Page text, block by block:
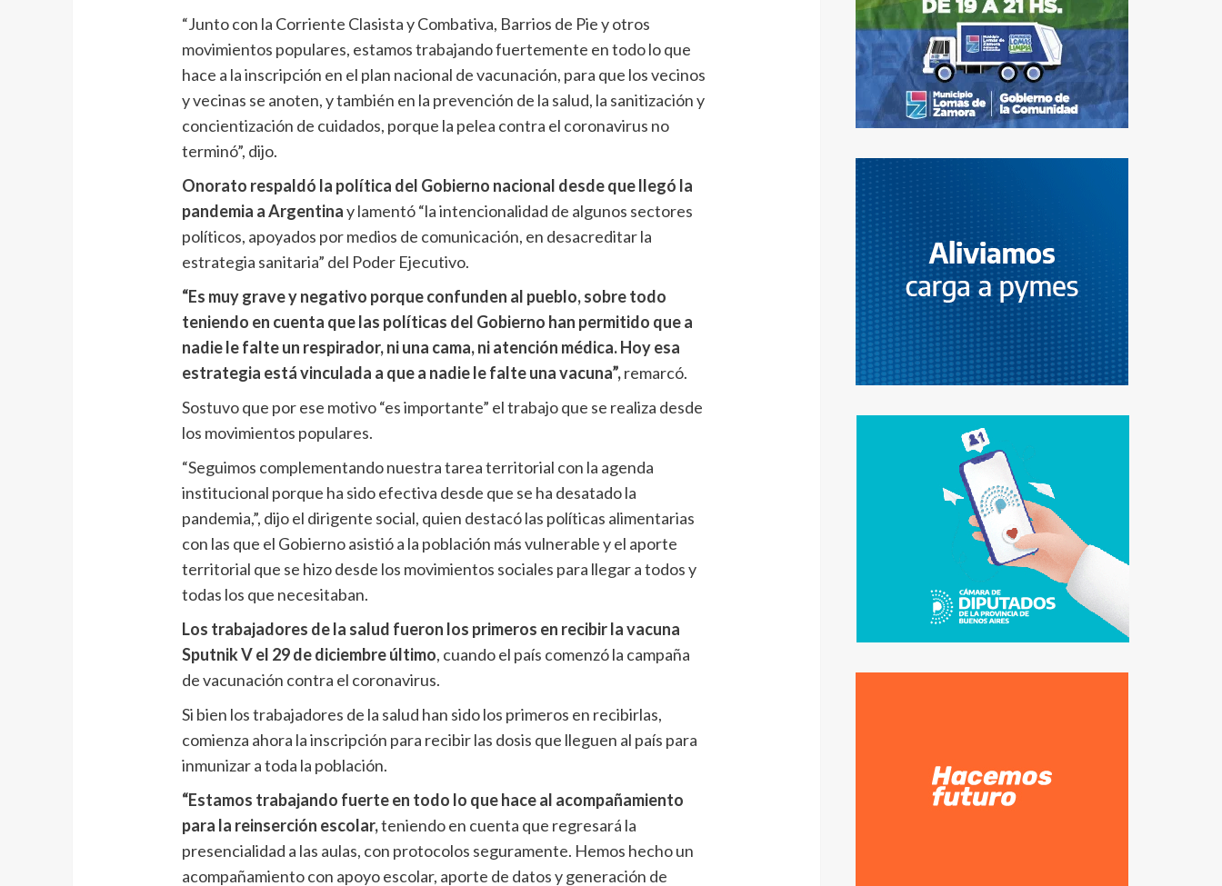
“Junto con la Corriente Clasista y Combativa, Barrios de Pie y otros
movimientos populares, estamos trabajando fuertemente en todo lo que
hace a la inscripción en el plan nacional de vacunación, para que los vecinos
y vecinas se anoten, y también en la prevención de la salud, la sanitización y
concientización de cuidados, porque la pelea contra el coronavirus no
terminó”, dijo.
Onorato respaldó la política del Gobierno nacional desde que llegó la
pandemia a Argentinay lamentó “la intencionalidad de algunos sectores
políticos, apoyados por medios de comunicación, en desacreditar la
estrategia sanitaria” del Poder Ejecutivo.
“Es muy grave y negativo porque confunden al pueblo, sobre todo
teniendo en cuenta que las políticas del Gobierno han permitido que a
nadie le falte un respirador, ni una cama, ni atención médica. Hoy esa
estrategia está vinculada a que a nadie le falte una vacuna”,remarcó.
Sostuvo que por ese motivo “es importante” el trabajo que se realiza desde
los movimientos populares.
“Seguimos complementando nuestra tarea territorial con la agenda
institucional porque ha sido efectiva desde que se ha desatado la
pandemia,”, dijo el dirigente social, quien destacó las políticas alimentarias
con las que el Gobierno asistió a la población más vulnerable y el aporte
territorial que se hizo desde los movimientos sociales para llegar a todos y
todas los que necesitaban.
Los trabajadores de la salud fueron los primeros en recibir la vacuna
Sputnik V el 29 de diciembre último, cuando el país comenzó la campaña
de vacunación contra el coronavirus.
Si bien los trabajadores de la salud han sido los primeros en recibirlas,
comienza ahora la inscripción para recibir las dosis que lleguen al país para
inmunizar a toda la población.
“Estamos trabajando fuerte en todo lo que hace al acompañamiento
para la reinserción escolar,teniendo en cuenta que regresará la
presencialidad a las aulas, con protocolos seguramente. Hemos hecho un
acompañamiento con apoyo escolar, aporte de datos y generación de